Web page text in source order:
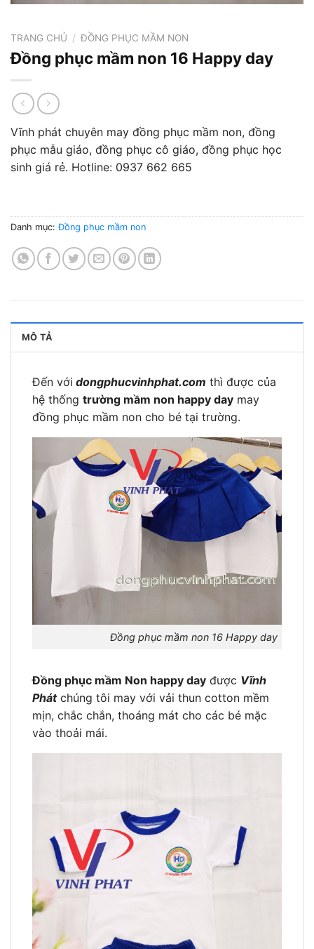
TRANG CHỦ / ĐỒNG PHỤC MẦM NON
Đồng phục mầm non 16 Happy day
Vĩnh phát chuyên may đồng phục mầm non, đồng
phục mẫu giáo, đồng phục cô giáo, đồng phục học
sinh giá rẻ. Hotline: 0937 662 665
Danh mục:Đồng phục mầm non
MÔ TẢ
Đến với dongphucvinhphat.com thì được của
hệ thống trường mầm non happy day may
đồng phục mầm non cho bé tại trường.
Đồng phục mầm non 16 Happy day
Đồng phục mầm Non happy day được Vĩnh
Phátchúng tôi may với vải thun cotton mềm
mịn, chắc chắn, thoáng mát cho các bé mặc
vào thoải mái.